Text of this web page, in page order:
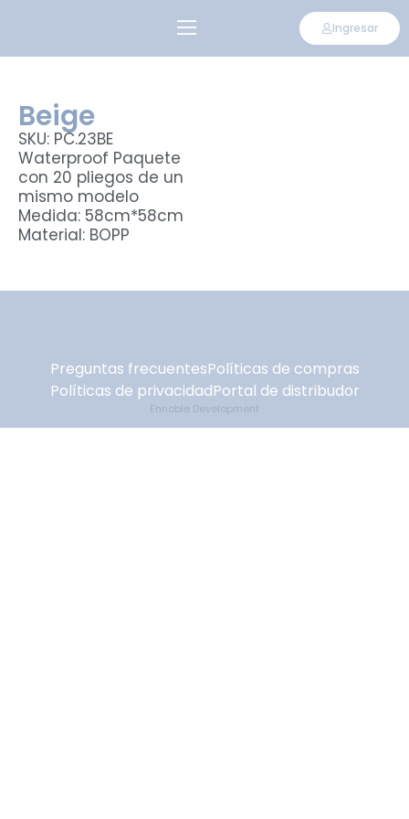
Ingresar
Beige
SKU: PC.23BE
Waterproof Paquete
con 20 pliegos de un
mismo modelo
Medida: 58cm*58cm
Material: BOPP
Preguntas frecuentesPolíticas de compras
Políticas de privacidadPortal de distribudor
Ennoble Development